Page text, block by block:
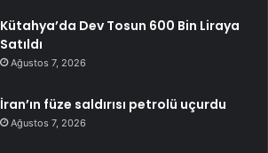
Kütahya’da Dev Tosun 600 Bin Liraya
Satıldı
Ağustos 7, 2026
İran’ın füze saldırısı petrolü uçurdu
Ağustos 7, 2026